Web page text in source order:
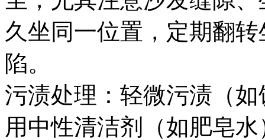
久坐同一位置，定期翻
陷。
污渍处理：轻微污渍（
用中性清洁剂（如肥皂